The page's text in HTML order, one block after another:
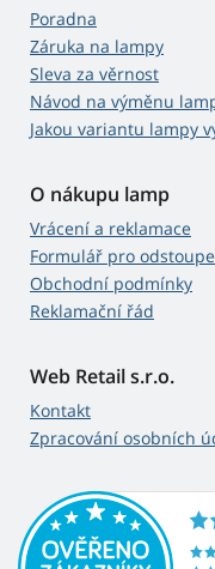
Poradna
Záruka na lampy
Sleva za věrnost
Návod na výměnu
Jakou variantu lampy
O nákupu lamp
Vrácení a reklamace
Formulář pro
Obchodní podmínky
Reklamační řád
Web Retail s.r.o.
Kontakt
Zpracování osobních